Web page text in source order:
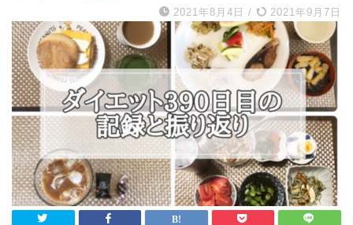
2021年8月4日 / 2021年9月7日